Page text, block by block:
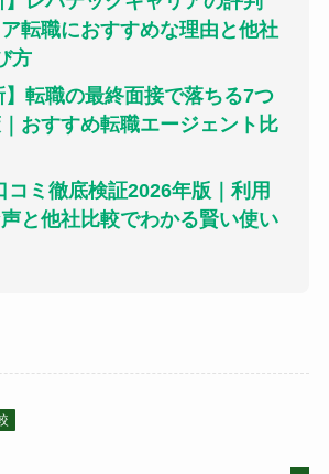
転職におすすめな理由と他社
方
】転職の最終面接で落ちる7つ
おすすめ転職エージェント比
ミ徹底検証2026年版｜利用
と他社比較でわかる賢い使い